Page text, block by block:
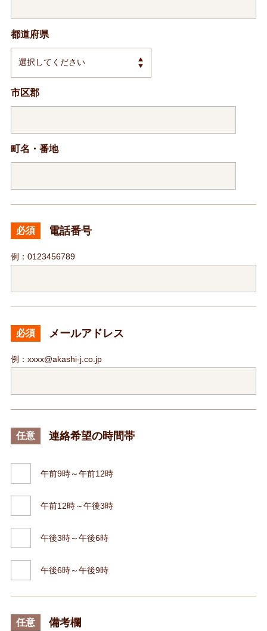
都道府県
市区郡
町名・番地
必須 電話番号
例：0123456789
必須 メールアドレス
例：xxxx@akashi-j.co.jp
任意 連絡希望の時間帯
午前9時～午前12時
午前12時～午後3時
午後3時～午後6時
午後6時～午後9時
任意 備考欄